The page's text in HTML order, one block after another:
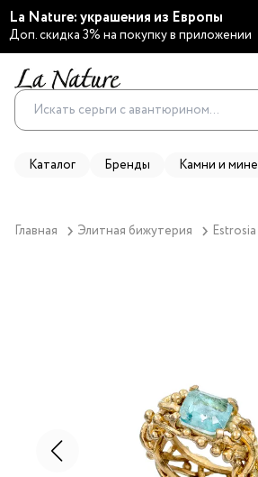
La Nature: украшения из Европы
Доп. скидка 3% на покупку в приложении
Каталог Бренды Камни и
Главная Элитная бижутерия Estrosia